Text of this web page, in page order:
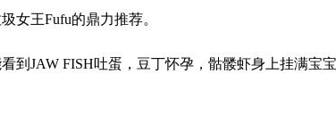
女王Fufu的鼎力推荐。
到JAW FISH吐蛋，豆丁怀孕，骷髅虾身上挂满宝